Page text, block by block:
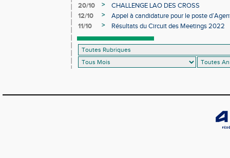
20/10
>
CHALLENGE LAO DES CROSS
12/10
>
Appel à candidature pour le poste
d’Athlétisme d’Occitanie
11/10 > Résultats du Circuit des Meetings 2022